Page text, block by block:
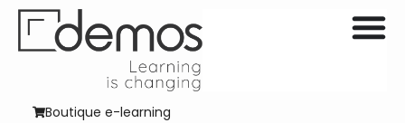
Boutique e-learning